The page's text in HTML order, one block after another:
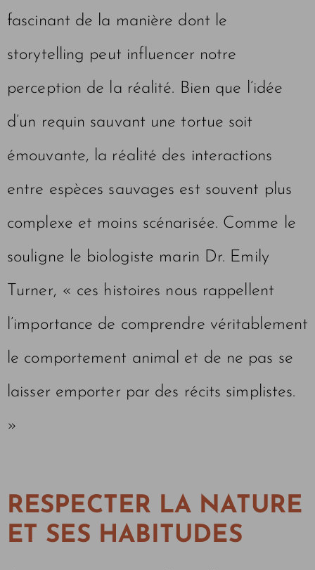
fascinant de la manière dont le
storytelling peut influencer notre
perception de la réalité. Bien que l’idée
d’un requin sauvant une tortue soit
émouvante, la réalité des interactions
entre espèces sauvages est souvent plus
complexe et moins scénarisée. Comme le
souligne le biologiste marin Dr. Emily
Turner, « ces histoires nous rappellent
l’importance de comprendre véritablement
le comportement animal et de ne pas se
laisser emporter par des récits simplistes.
»
RESPECTER LA NATURE
ET SES HABITUDES